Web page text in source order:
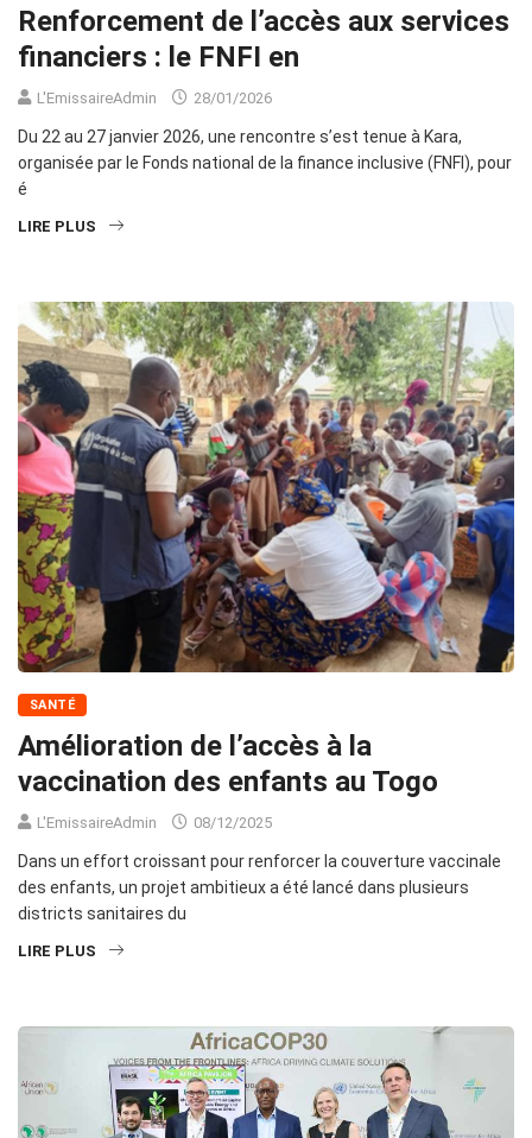
Renforcement de l’accès aux services
financiers : le FNFI en
L'EmissaireAdmin 28/01/2026
Du 22 au 27 janvier 2026, une rencontre s’est tenue à Kara,
organisée par le Fonds national de la finance inclusive (FNFI), pour
é
LIRE PLUS
SANTÉ
Amélioration de l’accès à la
vaccination des enfants au Togo
L'EmissaireAdmin 08/12/2025
Dans un effort croissant pour renforcer la couverture vaccinale
des enfants, un projet ambitieux a été lancé dans plusieurs
districts sanitaires du
LIRE PLUS